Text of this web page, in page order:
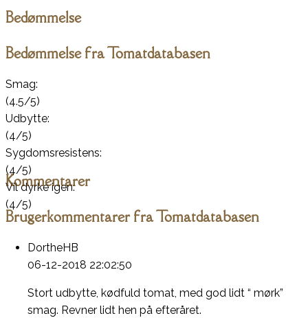
Bedømmelse
Bedømmelse fra Tomatdatabasen
Smag:
(4.5/5)
Udbytte:
(4/5)
Sygdomsresistens:
(4/5)
Vil dyrke igen:
(4/5)
Kommentarer
Brugerkommentarer fra Tomatdatabasen
DortheHB
06-12-2018 22:02:50
Stort udbytte, kødfuld tomat, med god lidt “ mørk”
smag. Revner lidt hen på efteråret.